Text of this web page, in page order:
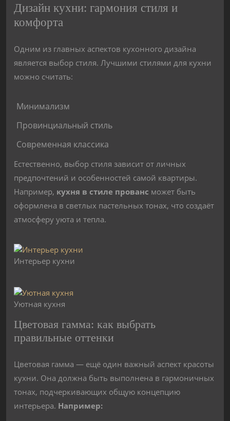
Дизайн кухни: гармония стиля и
комфорта
Одним из главных аспектов кухонного дизайна
является выбор стиля. Лучшими стилями для кухни
можно считать:
Минимализм
Провинциальный стиль
Современная классика
Естественно, выбор стиля зависит от личных
предпочтений и особенностей самой квартиры.
Например, кухня в стиле прованс может быть
оформлена в светлых пастельных тонах, что создаёт
атмосферу уюта и тепла.
Интерьер кухни
Уютная кухня
Цветовая гамма: как выбрать
правильные оттенки
Цветовая гамма — ещё один важный аспект красоты
кухни. Она должна быть выполнена в гармоничных
тонах, подчеркивающих общую концепцию
интерьера. Например: